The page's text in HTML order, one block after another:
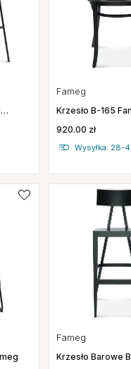
Fameg
Krzesło B-165
920.00 zł
Wysyłka: 28-
Fameg
Krzesło Barowe